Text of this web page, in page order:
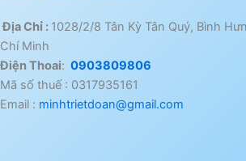
Địa Chỉ : 1028/2/8 Tân Kỳ Tân Quý, Bình
Chí Minh
Điện Thoai: 0903809806
Mã số thuế : 0317935161
Email : minhtrietdoan@gmail.com